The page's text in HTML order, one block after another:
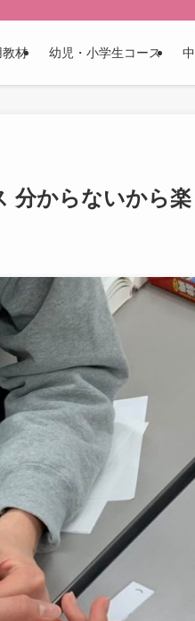
教材 幼児・小学生コース
分からないから楽